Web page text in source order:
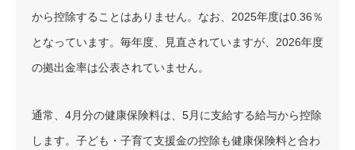
から控除することはありません。なお、2025年度は0.36％
となっています。毎年度、見直されていますが、2026年度
の拠出金率は公表されていません。
通常、4月分の健康保険料は、5月に支給する給与から控除
します。子ども・子育て支援金の控除も健康保険料と合わ